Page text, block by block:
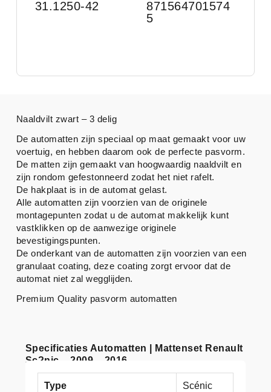
31.1250-42
871564701574
5
Specificaties Automatten | Mattenset Renault
Sc?nic – 2009 – 2016
Type Scénic
Naaldvilt zwart – 3 delig
De automatten zijn speciaal op maat gemaakt voor uw
voertuig, en hebben daarom ook de perfecte pasvorm.
De matten zijn gemaakt van hoogwaardig naaldvilt en
zijn rondom gefestonneerd zodat het niet rafelt.
De hakplaat is in de automat gelast.
Alle automatten zijn voorzien van de originele
montagepunten zodat u de automat makkelijk kunt
vastklikken op de aanwezige originele
bevestigingspunten.
De onderkant van de automatten zijn voorzien van een
granulaat coating, deze coating zorgt ervoor dat de
automat niet zal wegglijden.
Premium Quality pasvorm automatten